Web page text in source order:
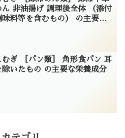
ん 非油揚げ 調理後全体 （添付
味料等を含むもの） の主要な
むぎ ［パン類］ 角形食パン 耳
除いたもの の主要な栄養成分